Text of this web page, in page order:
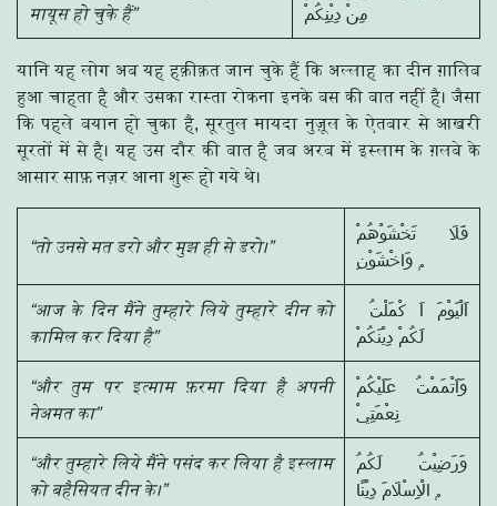
मायूस हो चुके हैं”
مِنْ دِيْنِكُمْ
यानि यह लोग अब यह हक़ीक़त जान चुके हैं कि अल्लाह का दीन ग़ालिब
हुआ चाहता है और उसका रास्ता रोकना इनके बस की बात नहीं है। जैसा
कि पहले बयान हो चुका है, सूरतुल मायदा नुज़ूल के ऐतबार से आखरी
सूरतों में से है। यह उस दौर की बात है जब अरब में इस्लाम के ग़लबे के
आसार साफ़ नज़र आना शुरू हो गये थे।
“तो उनसे मत डरो और मुझ ही से डरो।”
فَلَا تَخْشَوْهُمْ
وَاخْشَوْنِ ۭ
“आज के दिन मैंने तुम्हारे लिये तुम्हारे दीन को
कामिल कर दिया है”
لَكُمْ دِيْنَكُمْ
“और तुम पर इत्माम फ़रमा दिया है अपनी
नेअमत का”
وَاَتْمَمْتُ عَلَيْكُمْ
نِعْمَتِيْ
“और तुम्हारे लिये मैंने पसंद कर लिया है इस्लाम
को बहैसियत दीन के।”
وَرَضِيْتُ لَكُمُ
الْاِسْلَامَ دِيْنًا ۭ